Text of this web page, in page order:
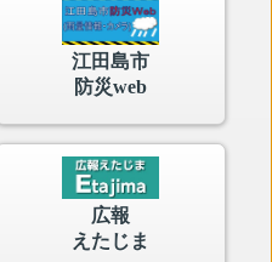
江田島市
防災web
広報
えたじま